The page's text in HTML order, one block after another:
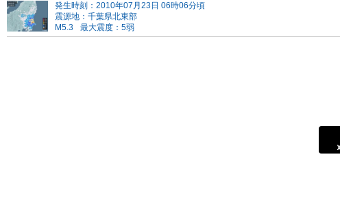
発生時刻：2010年07月23日 06時06分頃
震源地：千葉県北東部
M5.3
最大震度：5弱